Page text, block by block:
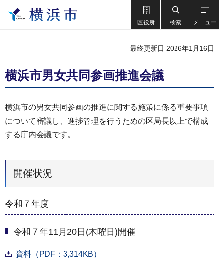
区役所 検索 メニュー
最終更新日 2026年1月16日
横浜市男女共同参画推進会議
横浜市の男女共同参画の推進に関する施策に係る重要事項
について審議し、進捗管理を行うための区局長以上で構成
する庁内会議です。
開催状況
令和７年度
令和７年11月20日(木曜日)開催
資料（PDF：3,314KB）